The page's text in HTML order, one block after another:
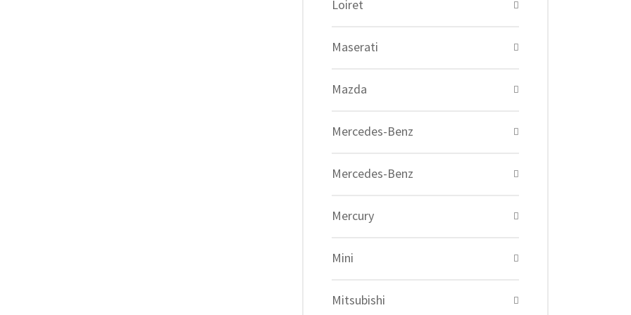
Loiret
Maserati
Mazda
Mercedes-Benz
Mercedes-Benz
Mercury
Mini
Mitsubishi